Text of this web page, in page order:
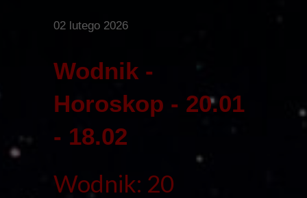
02 lutego 2026
Wodnik -
Horoskop - 20.01
- 18.02
Wodnik: 20